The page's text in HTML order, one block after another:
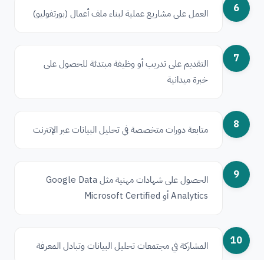
6 العمل على مشاريع عملية لبناء ملف أعمال (بورتفوليو)
7
التقديم على تدريب أو وظيفة مبتدئة للحصول على
خبرة ميدانية
8 متابعة دورات متخصصة في تحليل البيانات عبر الإنترنت
9
الحصول على شهادات مهنية مثل Google Data
Analytics أو Microsoft Certified
10 المشاركة في مجتمعات تحليل البيانات وتبادل المعرفة